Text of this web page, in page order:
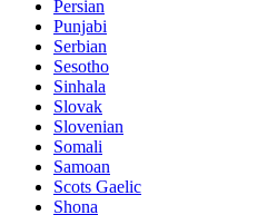
Persian
Punjabi
Serbian
Sesotho
Sinhala
Slovak
Slovenian
Somali
Samoan
Scots Gaelic
Shona